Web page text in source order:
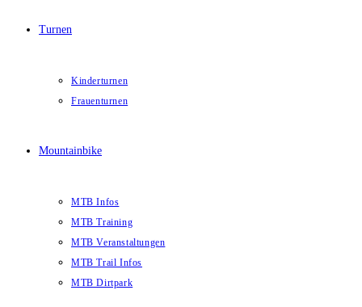
Turnen
Kinderturnen
Frauenturnen
Mountainbike
MTB Infos
MTB Training
MTB Veranstaltungen
MTB Trail Infos
MTB Dirtpark